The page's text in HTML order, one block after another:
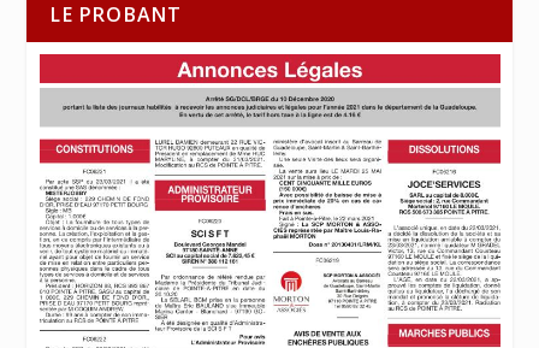
LE PROBANT